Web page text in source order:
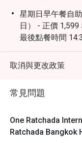
星期日早午餐自
日） - 正價
最後點餐時間
六） 12:00 –
14:00 國際海鮮及
22:00 - 正價
取消與更改政策
常見問題
One Ratchada
Ratchada Bangkok